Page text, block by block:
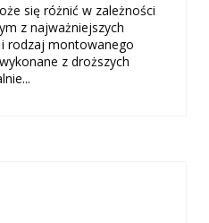
się różnić w zależności
z najważniejszych
rodzaj montowanego
z droższych